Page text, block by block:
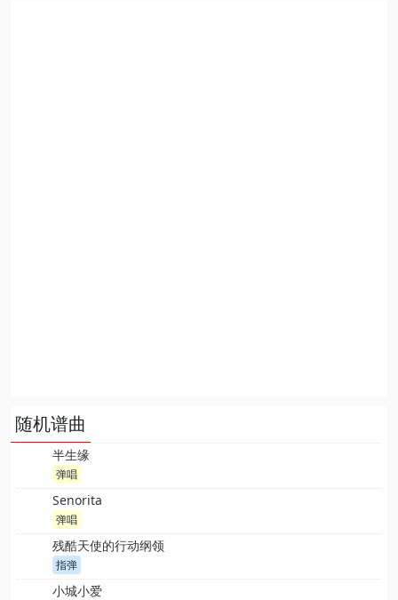
随机谱曲
半生缘
弹唱
Senorita
弹唱
残酷天使的行动纲领
指弹
小城小爱